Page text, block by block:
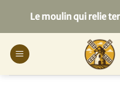
contenu
Le moulin qui relie